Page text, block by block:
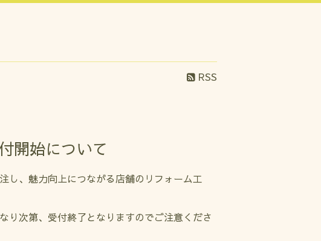
RSS
開始について
し、魅力向上につながる店舗のリフォーム工
り次第、受付終了となりますのでご注意くださ